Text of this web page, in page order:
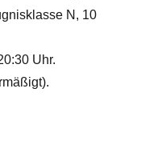
N, 10
Uhr.